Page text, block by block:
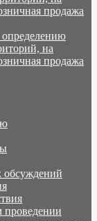
продажа
определению
на
продажа
обсуждений
проведении